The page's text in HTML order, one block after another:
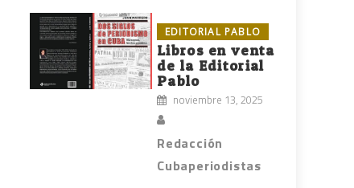
EDITORIAL PABLO
Libros en venta
de la Editorial
Pablo
noviembre 13, 2025
Redacción
Cubaperiodistas